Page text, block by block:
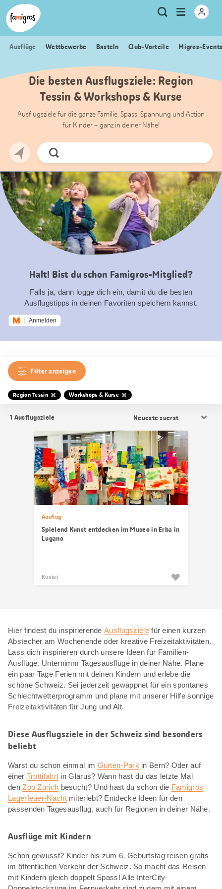
Sprungmarken
Navigation
Header
Logo
Meta
Navigation
Suche
Menu
öffnen
Ausflüge Wettbewerbe Basteln Club-Vorteile Migros-
Die besten Ausflugsziele: Region
Tessin & Workshops & Kurse
Ausflugsziele für die ganze Familie. Spass, Spannung und Action
für Kinder – ganz in deiner Nähe!
Jetzt
Suchen
Halt! Bist du schon Famigros-Mitglied?
Falls ja, dann logge dich ein, damit du die besten
Ausflugstipps in deinen Favoriten speichern kannst.
Anmelden
Filter anzeigen
Region Tessin Workshops & Kurse
1 Ausflugsziele
Sortierung
Ausflug
Spielend Kunst entdecken im Museo in Erba in
Lugano
Kostet
Hier findest du inspirierendeAusflugszielefür einen kurzen
Abstecher am Wochenende oder kreative Freizeitaktivitäten.
Lass dich inspirieren durch unsere Ideen für Familien-
Ausflüge. Unternimm Tagesausflüge in deiner Nähe. Plane
ein paar Tage Ferien mit deinen Kindern und erlebe die
schöne Schweiz. Sei jederzeit gewappnet für ein spontanes
Schlechtwetterprogramm und plane mit unserer Hilfe sonnige
Freizeitaktivitäten für Jung und Alt.
Diese Ausflugsziele in der Schweiz sind besonders
beliebt
Warst du schon einmal im Gurten-Park in Bern? Oder auf
einer Trottifahrt in Glarus? Wann hast du das letzte Mal
denZoo Zürich besucht? Und hast du schon die Famigros
Lagerfeuer-Nachtmiterlebt? Entdecke Ideen für den
passenden Tagesausflug, auch für Regionen in deiner Nähe.
Ausflüge mit Kindern
Schon gewusst? Kinder bis zum 6. Geburtstag reisen gratis
im öffentlichen Verkehr der Schweiz. So macht das Reisen
mit Kindern gleich doppelt Spass! Alle InterCity-